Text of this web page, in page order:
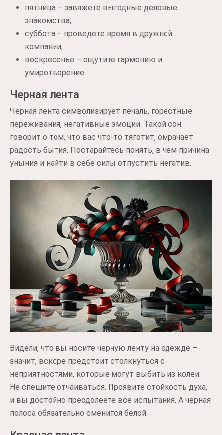
пятница – завяжете выгодные деловые
знакомства;
суббота – проведете время в дружной
компании;
воскресенье – ощутите гармонию и
умиротворение.
Черная лента
Черная лента символизирует печаль, горестные
переживания, негативные эмоции. Такой сон
говорит о том, что вас что-то тяготит, омрачает
радость бытия. Постарайтесь понять, в чем причина
уныния и найти в себе силы отпустить негатив.
Видели, что вы носите черную ленту на одежде –
значит, вскоре предстоит столкнуться с
неприятностями, которые могут выбить из колеи.
Не спешите отчаиваться. Проявите стойкость духа,
и вы достойно преодолеете все испытания. А черная
полоса обязательно сменится белой.